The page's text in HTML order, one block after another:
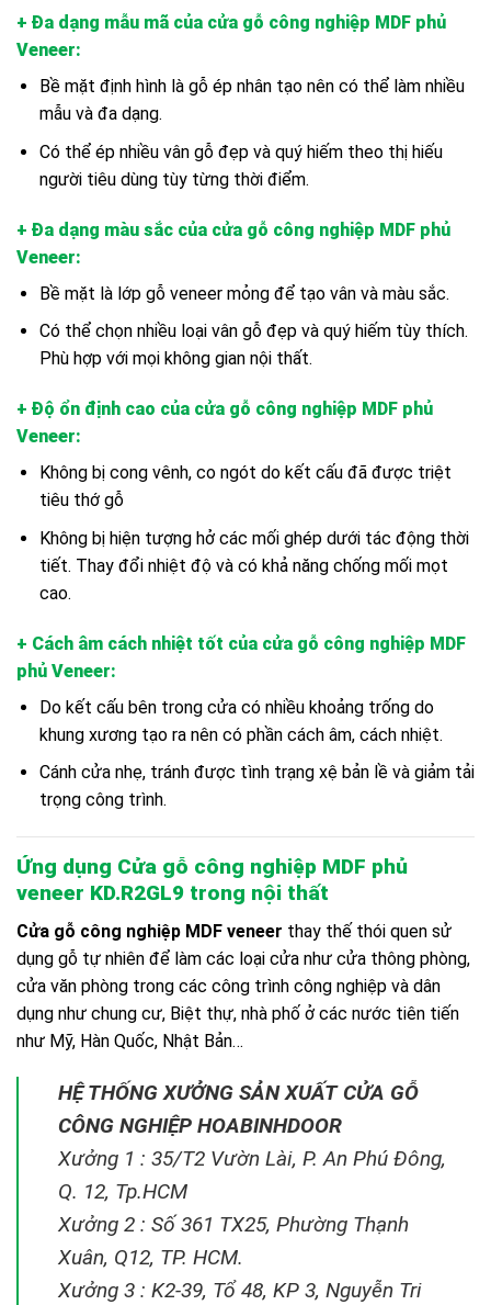
+ Đa dạng mẫu mã của cửa gỗ công nghiệp MDF phủ
Veneer:
Bề mặt định hình là gỗ ép nhân tạo nên có thể làm nhiều
mẫu và đa dạng.
Có thể ép nhiều vân gỗ đẹp và quý hiếm theo thị hiếu
người tiêu dùng tùy từng thời điểm.
+ Đa dạng màu sắc của cửa gỗ công nghiệp MDF phủ
Veneer:
Bề mặt là lớp gỗ veneer mỏng để tạo vân và màu sắc.
Có thể chọn nhiều loại vân gỗ đẹp và quý hiếm tùy thích.
Phù hợp với mọi không gian nội thất.
+ Độ ổn định cao của cửa gỗ công nghiệp MDF phủ
Veneer:
Không bị cong vênh, co ngót do kết cấu đã được triệt
tiêu thớ gỗ
Không bị hiện tượng hở các mối ghép dưới tác động thời
tiết. Thay đổi nhiệt độ và có khả năng chống mối mọt
cao.
+ Cách âm cách nhiệt tốt của cửa gỗ công nghiệp MDF
phủ Veneer:
Do kết cấu bên trong cửa có nhiều khoảng trống do
khung xương tạo ra nên có phần cách âm, cách nhiệt.
Cánh cửa nhẹ, tránh được tình trạng xệ bản lề và giảm tải
trọng công trình.
Ứng dụng Cửa gỗ công nghiệp MDF phủ
veneer KD.R2GL9 trong nội thất
Cửa gỗ công nghiệp MDF veneer thay thế thói quen sử
dụng gỗ tự nhiên để làm các loại cửa như cửa thông phòng,
cửa văn phòng trong các công trình công nghiệp và dân
dụng như chung cư, Biệt thự, nhà phố ở các nước tiên tiến
như Mỹ, Hàn Quốc, Nhật Bản…
HỆ THỐNG XƯỞNG SẢN XUẤT CỬA GỖ
CÔNG NGHIỆP HOABINHDOOR
Xưởng 1 : 35/T2 Vườn Lài, P. An Phú Đông,
Q. 12, Tp.HCM
Xưởng 2 : Số 361 TX25, Phường Thạnh
Xuân, Q12, TP. HCM.
Xưởng 3 : K2-39, Tổ 48, KP 3, Nguyễn Tri